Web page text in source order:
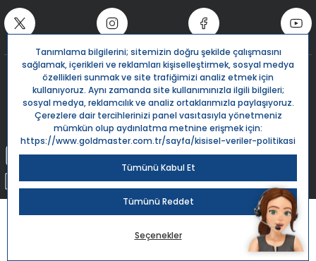
Destek Hattı
0850 532 5666
Bize Yazın
Kargom Nerede?
Goldmaster.com.tr © 2024 - Tüm hakları saklıdır.
Kredi kartı bilgileriniz 256bit SSL Sertifikası ile %100 koruma altındadır.
Live Support